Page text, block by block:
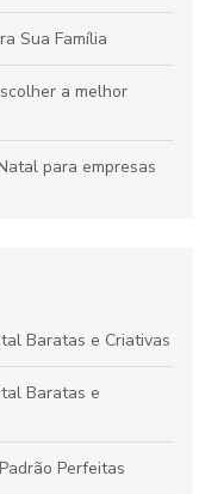
Sua Família
a melhor
para empresas
Segurança e
a sua
Baratas e Criativas
Baratas e
Perfeitas